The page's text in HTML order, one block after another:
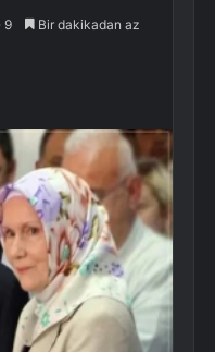
9 Bir dakikadan az